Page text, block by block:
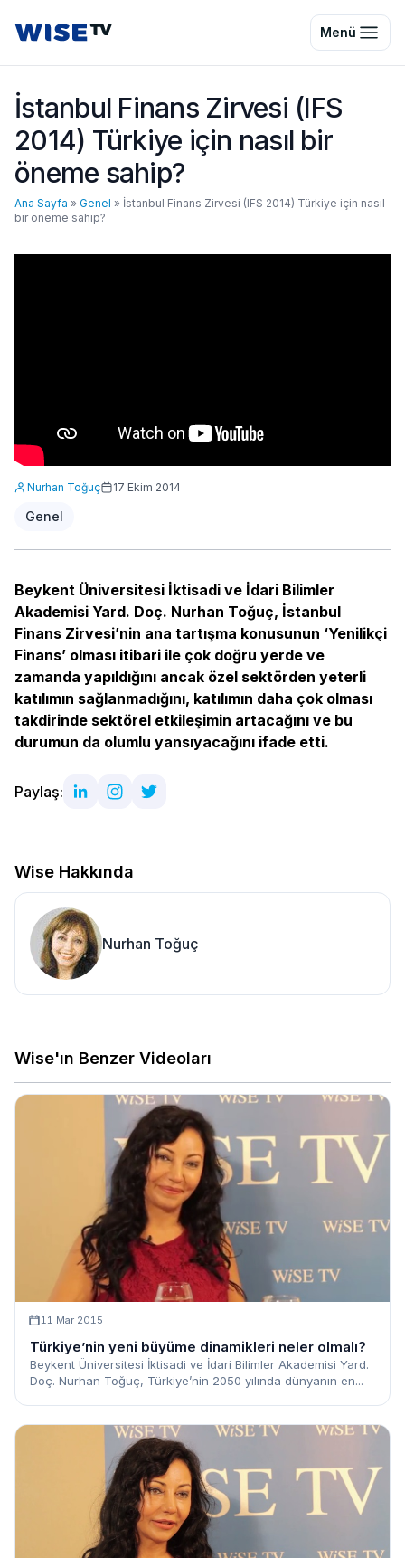
Wise TV Menü
İstanbul Finans Zirvesi (IFS
2014) Türkiye için nasıl bir
öneme sahip?
Ana Sayfa » Genel » İstanbul Finans Zirvesi (IFS 2014) Türkiye için nasıl
bir öneme sahip?
Nurhan Toğuç 17 Ekim 2014
Genel
Beykent Üniversitesi İktisadi ve İdari Bilimler
Akademisi Yard. Doç. Nurhan Toğuç, İstanbul
Finans Zirvesi’nin ana tartışma konusunun ‘Yenilikçi
Finans’ olması itibari ile çok doğru yerde ve
zamanda yapıldığını ancak özel sektörden yeterli
katılımın sağlanmadığını, katılımın daha çok olması
takdirinde sektörel etkileşimin artacağını ve bu
durumun da olumlu yansıyacağını ifade etti.
Paylaş:
Wise Hakkında
Nurhan Toğuç
Wise'ın Benzer Videoları
11 Mar 2015
Türkiye’nin yeni büyüme dinamikleri neler olmalı?
Beykent Üniversitesi İktisadi ve İdari Bilimler Akademisi Yard.
Doç. Nurhan Toğuç, Türkiye’nin 2050 yılında dünyanın en...